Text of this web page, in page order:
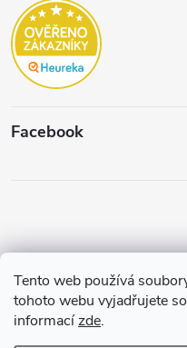
Tento web používá
tohoto webu vyjadřujete
informacízde.
Facebook
Copyright 2026 Štěpánková &